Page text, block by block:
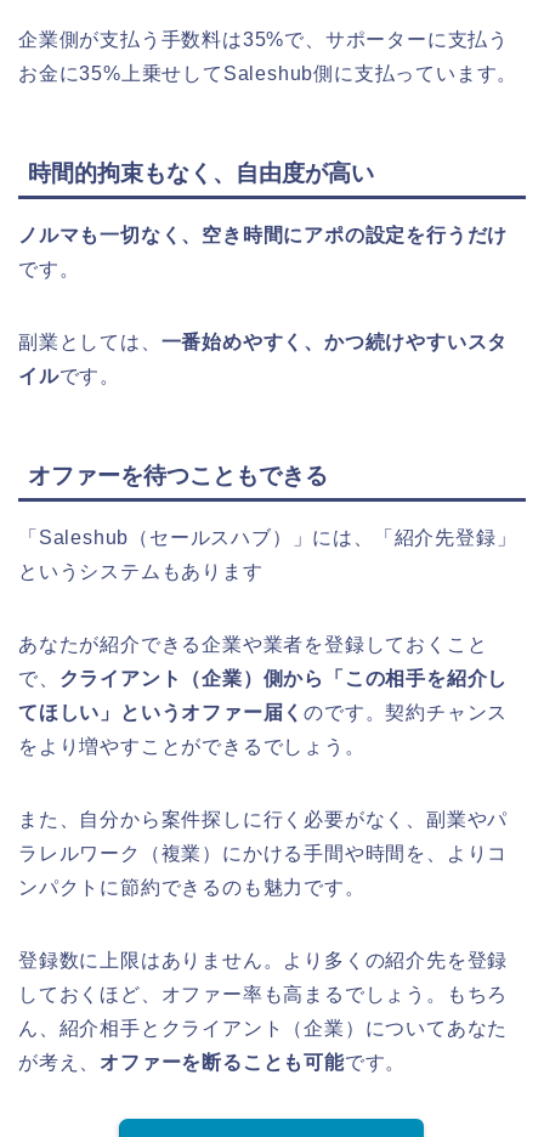
企業側が支払う手数料は35%で、サポーターに支払う
お金に35%上乗せしてSaleshub側に支払っています。
時間的拘束もなく、自由度が高い
ノルマも一切なく、空き時間にアポの設定を行うだけ
です。
副業としては、 一番始めやすく、かつ続けやすいスタ
イルです。
オファーを待つこともできる
「Saleshub（セールスハブ）」には、「紹介先登録」
というシステムもあります
あなたが紹介できる企業や業者を登録しておくこと
で、 クライアント（企業）側から「この相手を紹介し
てほしい」というオファー届くのです。契約チャンス
をより増やすことができるでしょう。
また、自分から案件探しに行く必要がなく、副業やパ
ラレルワーク（複業）にかける手間や時間を、よりコ
ンパクトに節約できるのも魅力です。
登録数に上限はありません。より多くの紹介先を登録
しておくほど、オファー率も高まるでしょう。もちろ
ん、紹介相手とクライアント（企業）についてあなた
が考え、 オファーを断ることも可能です。